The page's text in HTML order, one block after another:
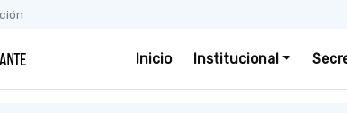
Inicio Institucional